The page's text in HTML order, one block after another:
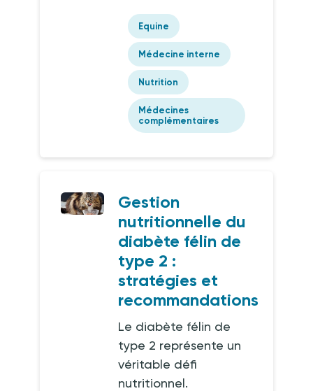
Equine
Médecine interne
Nutrition
Médecines
complémentaires
Gestion
nutritionnelle du
diabète félin de
type 2 :
stratégies et
recommandations
Le diabète félin de
type 2 représente un
véritable défi
nutritionnel.